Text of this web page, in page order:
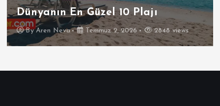
Dünyanın En Güzel 10 Plajı
ByAren Neva Temmuz 2, 2026 2848 views